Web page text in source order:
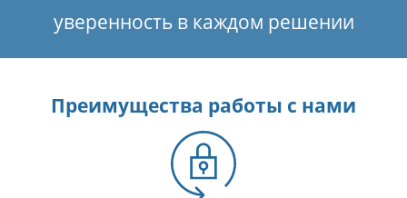
уверенность в каждом решении
Преимущества работы с нами